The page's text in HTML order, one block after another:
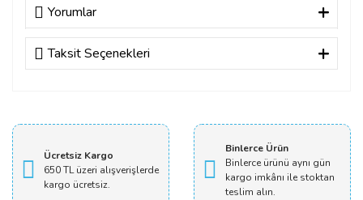
Yorumlar
Bu ürüne ilk yorumu siz yapın!
Taksit Seçenekleri
Ücretsiz Kargo
650 TL üzeri alışverişlerde
kargo ücretsiz.
Binlerce Ürün
Binlerce ürünü aynı gün
kargo imkânı ile stoktan
teslim alın.